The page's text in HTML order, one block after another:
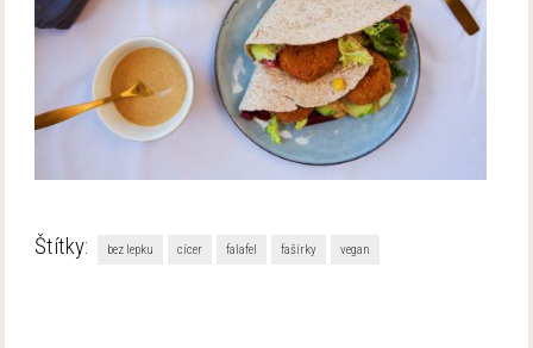
Štítky: bez lepku cícer falafel fašírky vegan